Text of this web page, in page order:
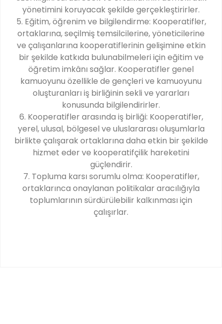
yönetimini koruyacak şekilde gerçekleştirirler.
5. Eğitim, öğrenim ve bilgilendirme: Kooperatifler,
ortaklarına, seçilmiş temsilcilerine, yöneticilerine
ve çalışanlarına kooperatiflerinin gelişimine etkin
bir şekilde katkıda bulunabilmeleri için eğitim ve
öğretim imkânı sağlar. Kooperatifler genel
kamuoyunu özellikle de gençleri ve kamuoyunu
oluşturanları iş birliğinin sekli ve yararları
konusunda bilgilendirirler.
6. Kooperatifler arasında iş birliği: Kooperatifler,
yerel, ulusal, bölgesel ve uluslararası oluşumlarla
birlikte çalışarak ortaklarına daha etkin bir şekilde
hizmet eder ve kooperatifçilik hareketini
güçlendirir.
7. Topluma karsı sorumlu olma: Kooperatifler,
ortaklarınca onaylanan politikalar aracılığıyla
toplumlarının sürdürülebilir kalkınması için
çalışırlar.